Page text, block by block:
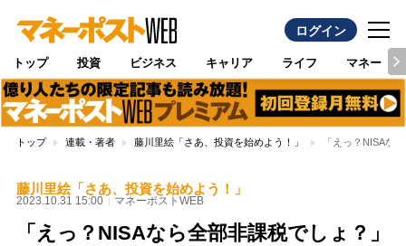
ログイン
トップ 投資 ビジネス キャリア ライフ マネー
トップ 連載・著者 藤川里絵「さあ、投資を始めよう！」 「えっ？NISAな
藤川里絵「さあ、投資を始めよう！」
2023.10.31 15:00 マネーポストWEB
「えっ？NISAなら全部非課税でしょ？」